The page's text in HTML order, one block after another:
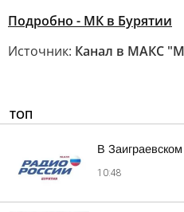
Подробно - МК в Бурятии
Источник: Канал в МАКС
ТОП
В
10:48